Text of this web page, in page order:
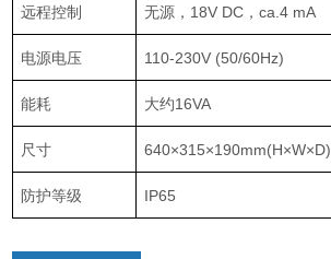
远程控制 无源，18V DC，ca.4 mA
电源电压 110-230V (50/60Hz)
能耗 大约16VA
尺寸 640×315×190mm(H×W×D)
防护等级 IP65